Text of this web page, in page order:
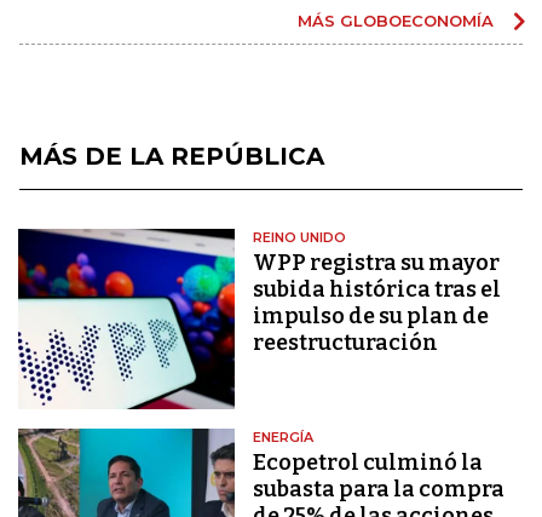
MÁS GLOBOECONOMÍA
MÁS DE LA REPÚBLICA
REINO UNIDO
WPP registra su mayor
subida histórica tras el
impulso de su plan de
reestructuración
ENERGÍA
Ecopetrol culminó la
subasta para la compra